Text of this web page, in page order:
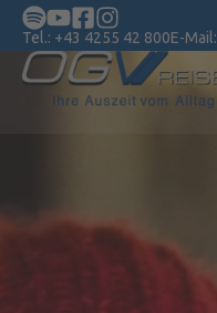
Tel.: +43 4255 42 800E-Mail: